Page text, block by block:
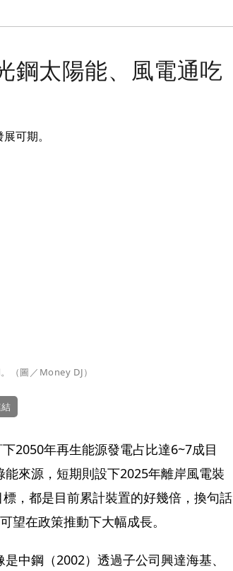
鋼太陽能、風電通吃
（圖／Money DJ）
2050年再生能源發電占比達6~7成目
來源，短期則設下2025年離岸風電裝
，都是目前累計裝置的好幾倍，換句話
望在政策推動下大幅成長。
中鋼（2002）透過子公司興達海基、